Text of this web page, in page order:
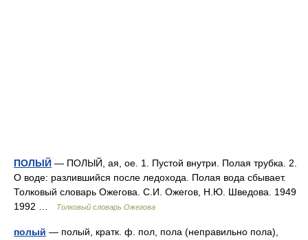
ПОЛЫЙ — ПОЛЫЙ, ая, ое. 1. Пустой внутри. Полая трубка. 2.
О воде: разлившийся после ледохода. Полая вода сбывает.
Толковый словарь Ожегова. С.И. Ожегов, Н.Ю. Шведова. 1949
1992 …
Толковый словарь Ожегова
полый — полый, кратк. ф. пол, пола (неправильно пола),